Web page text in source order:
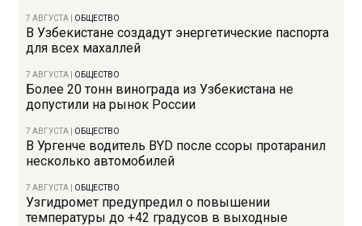
7 АВГУСТА ОБЩЕСТВО
В Узбекистане создадут энергетические паспорта
для всех махаллей
7 АВГУСТА ОБЩЕСТВО
Более 20 тонн винограда из Узбекистана не
допустили на рынок России
7 АВГУСТА ОБЩЕСТВО
В Ургенче водитель BYD после ссоры протаранил
несколько автомобилей
7 АВГУСТА ОБЩЕСТВО
Узгидромет предупредил о повышении
температуры до +42 градусов в выходные